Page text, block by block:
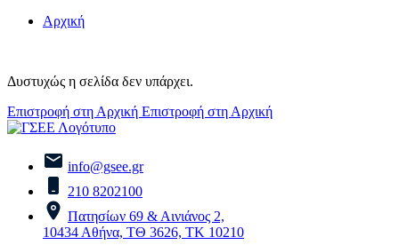
Αρχική
Δυστυχώς η σελίδα δεν υπάρχει.
Επιστροφή στη Αρχική Επιστροφή στη Αρχική
info@gsee.gr
210 8202100
Πατησίων 69 & Αινιάνος 2,
10434 Αθήνα, ΤΘ 3626, ΤΚ 10210